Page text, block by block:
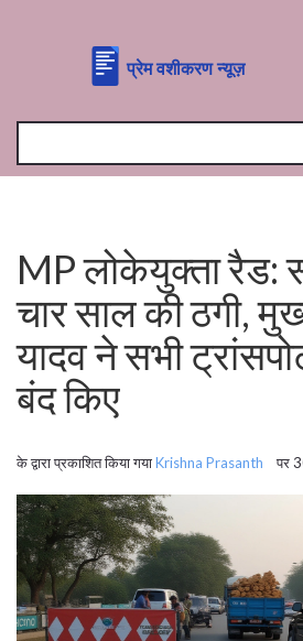
MP लोकेयुक्ता रैड:
चार साल की ठगी,
यादव ने सभी
बंद किए
के द्वारा प्रकाशित किया गयाKrishna Prasanth पर